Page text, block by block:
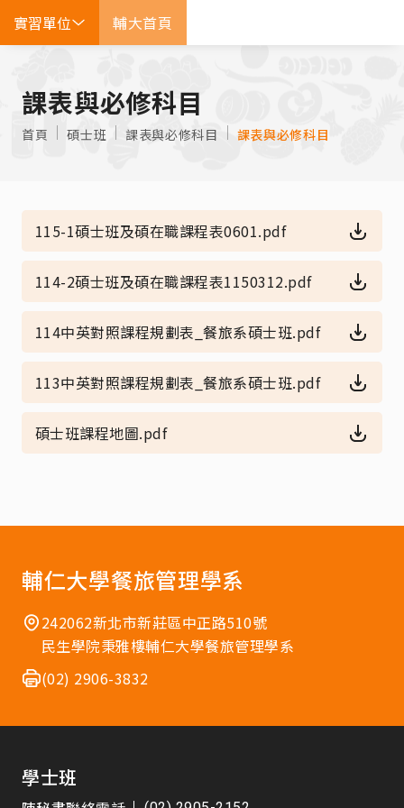
實習單位 輔大首頁
EN
課表與必修科目
首頁 碩士班 課表與必修科目 課表與必修科目
115-1碩士班及碩在職課程表0601.pdf
114-2碩士班及碩在職課程表1150312.pdf
114中英對照課程規劃表_餐旅系碩士班.pdf
113中英對照課程規劃表_餐旅系碩士班.pdf
碩士班課程地圖.pdf
輔仁大學餐旅管理學系
242062新北市新莊區中正路510號
民生學院秉雅樓輔仁大學餐旅管理學系
(02) 2906-3832
學士班